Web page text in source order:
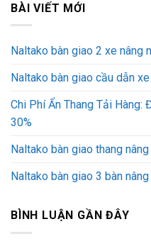
BÀI VIẾT MỚI
Naltako bàn giao 2 xe nâng
Naltako bàn giao cầu dẫn
Chi Phí Ẩn Thang Tải Hàng:
30%
Naltako bàn giao thang
Naltako bàn giao 3 bàn
BÌNH LUẬN GẦN ĐÂY